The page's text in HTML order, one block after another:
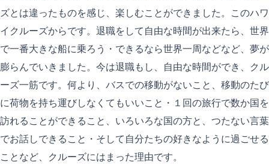
ズとは違ったものを感じ、楽しむことができました。このハワ
イクルーズからです。退職をして自由な時間が出来たら、世界
で一番大きな船に乗ろう・できるなら世界一周などなど、夢が
膨らんでいきました。今は退職もし、自由な時間ができ、クル
ーズ一筋です。何より、バスでの移動がないこと、移動のたび
に荷物を持ち運びしなくてもいいこと・１回の旅行で数か国を
訪れることができること、いろいろな国の方と、つたない言葉
でお話しできること・そして自分たちの好きなように過ごせる
ことなど、クルーズにはまった理由です。